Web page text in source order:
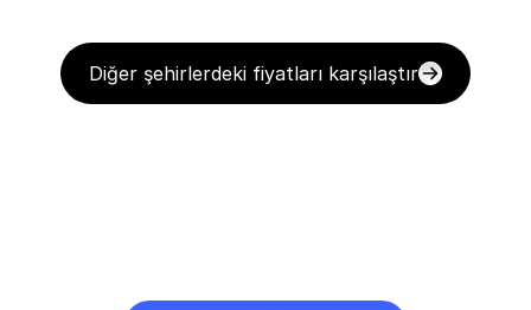
Diğer şehirlerdeki fiyatları karşılaştır